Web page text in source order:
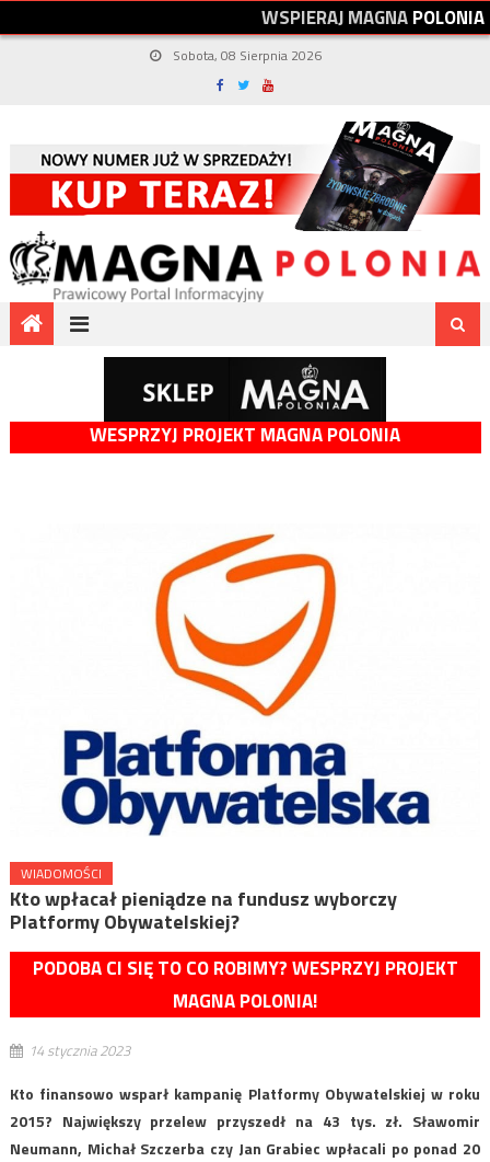
WSPIERAJMAGNAPOLONIA
Sobota, 08 Sierpnia 2026
WESPRZYJ PROJEKT MAGNA POLONIA
WIADOMOŚCI
Kto wpłacał pieniądze na fundusz wyborczy
Platformy Obywatelskiej?
PODOBA CI SIĘ TO CO ROBIMY? WESPRZYJ PROJEKT
MAGNA POLONIA!
14 stycznia 2023
Kto finansowo wsparł kampanię Platformy Obywatelskiej w roku
2015? Największy przelew przyszedł na 43 tys. zł. Sławomir
Neumann, Michał Szczerba czy Jan Grabiec wpłacali po ponad 20